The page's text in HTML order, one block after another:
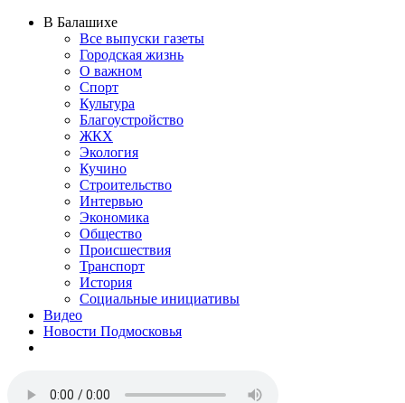
В Балашихе
Все выпуски газеты
Городская жизнь
О важном
Спорт
Культура
Благоустройство
ЖКХ
Экология
Кучино
Строительство
Интервью
Экономика
Общество
Происшествия
Транспорт
История
Социальные инициативы
Видео
Новости Подмосковья